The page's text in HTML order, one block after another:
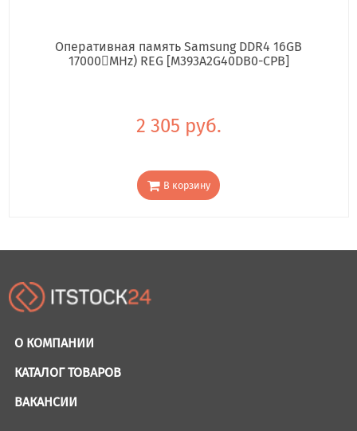
Оперативная память Samsung DDR4 16GB
17000񢋕MHz) REG [M393A2G40DB0-CPB]
2 305 руб.
В корзину
О КОМПАНИИ
КАТАЛОГ ТОВАРОВ
ВАКАНСИИ